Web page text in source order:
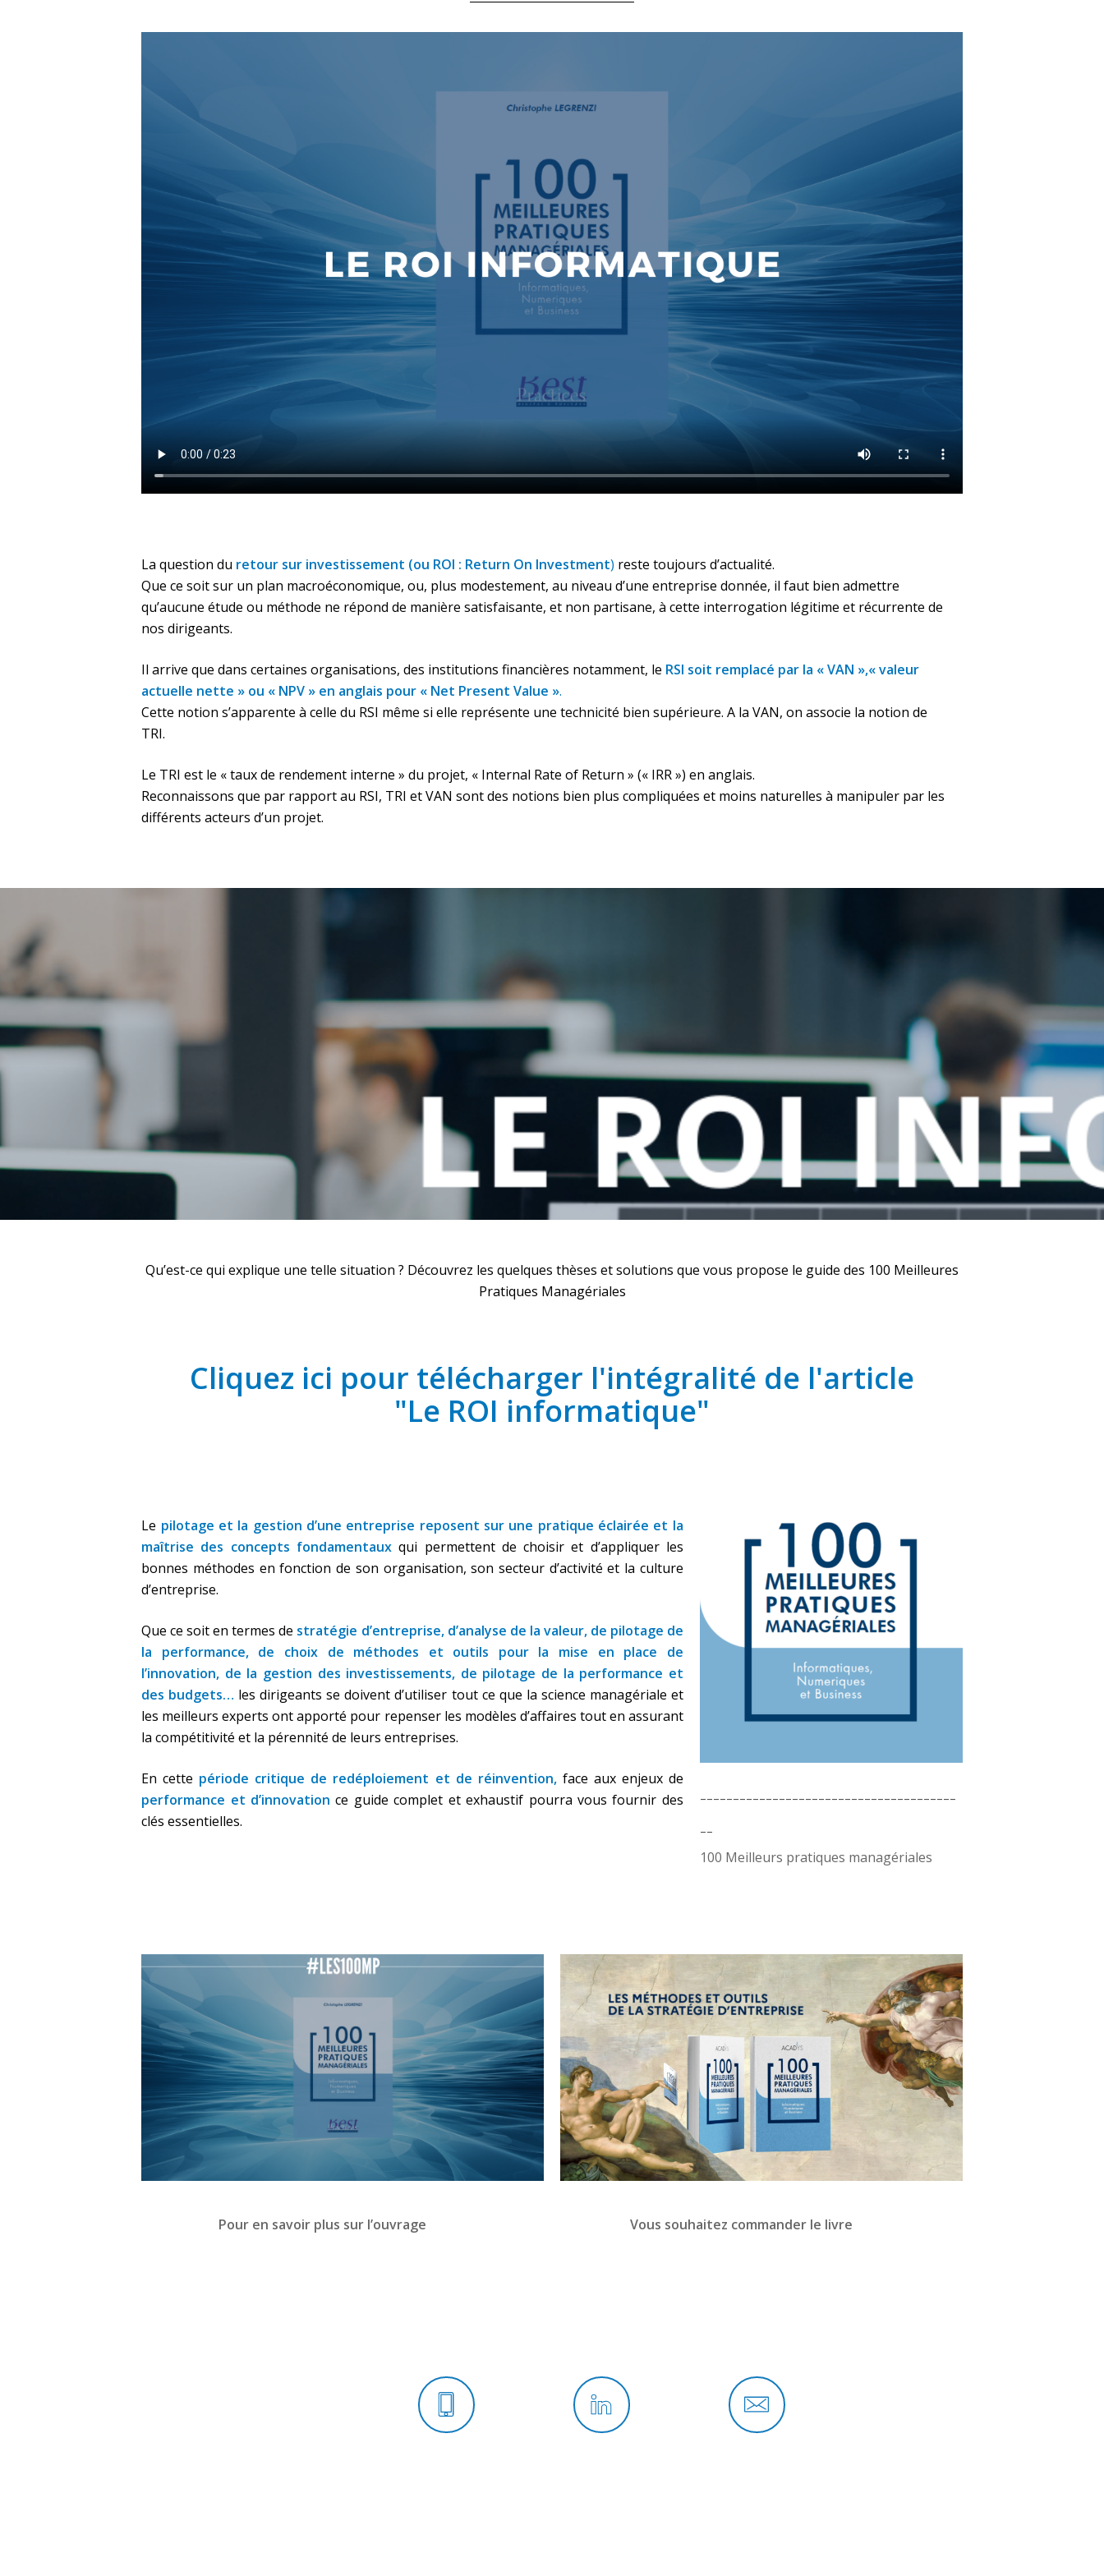
La question du retour sur investissement (ou ROI : Return On Investment) reste toujours d’actualité.
Que ce soit sur un plan macroéconomique, ou, plus modestement, au niveau d’une entreprise donnée, il faut bien admettre
qu’aucune étude ou méthode ne répond de manière satisfaisante, et non partisane, à cette interrogation légitime et récurrente de
nos dirigeants.
Il arrive que dans certaines organisations, des institutions financières notamment, le RSI soit remplacé par la « VAN »,« valeur
actuelle nette » ou « NPV » en anglais pour « Net Present Value ».
Cette notion s’apparente à celle du RSI même si elle représente une technicité bien supérieure. A la VAN, on associe la notion de
TRI.
Le TRI est le « taux de rendement interne » du projet, « Internal Rate of Return » (« IRR ») en anglais.
Reconnaissons que par rapport au RSI, TRI et VAN sont des notions bien plus compliquées et moins naturelles à manipuler par les
différents acteurs d’un projet.
Qu’est-ce qui explique une telle situation ? Découvrez les quelques thèses et solutions que vous propose le guide des 100 Meilleures
Pratiques Managériales
Cliquez ici pour télécharger l'intégralité de l'article
"Le ROI informatique"
Le pilotage et la gestion d’une entreprise reposent sur une pratique éclairée et la
maîtrise des concepts fondamentauxqui permettent de choisir et d’appliquer les
bonnes méthodes en fonction de son organisation, son secteur d’activité et la culture
d’entreprise.
Que ce soit en termes de stratégie d’entreprise, d’analyse de la valeur, de pilotage de
la performance, de choix de méthodes et outils pour la mise en place de
l’innovation, de la gestion des investissements, de pilotage de la performance et
des budgets… les dirigeants se doivent d’utiliser tout ce que la science managériale et
les meilleurs experts ont apporté pour repenser les modèles d’affaires tout en assurant
la compétitivité et la pérennité de leurs entreprises.
En cette période critique de redéploiement et de réinvention, face aux enjeux de
performance et d’innovation ce guide complet et exhaustif pourra vous fournir des
clés essentielles.
---------------------------------------
--
100 Meilleurs pratiques managériales
Pour en savoir plus sur l’ouvrage Vous souhaitez commander le livre